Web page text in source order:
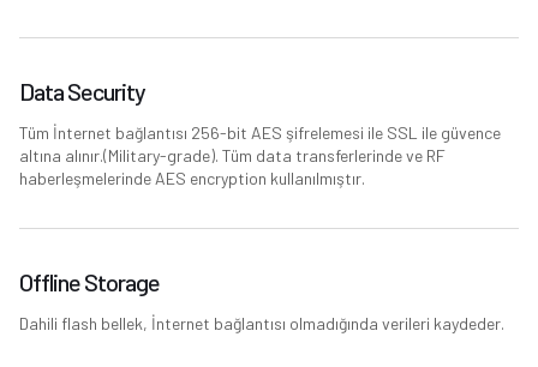
Data Security
Tüm İnternet bağlantısı 256-bit AES şifrelemesi ile SSL ile güvence
altına alınır.(Military-grade). Tüm data transferlerinde ve RF
haberleşmelerinde AES encryption kullanılmıştır.
Offline Storage
Dahili flash bellek, İnternet bağlantısı olmadığında verileri kaydeder.